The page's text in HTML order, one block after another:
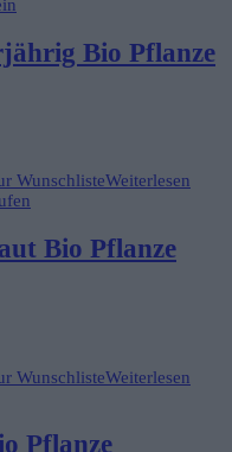
Bio Pflanze
WunschlisteWeiterlesen
Bio Pflanze
WunschlisteWeiterlesen
Pflanze